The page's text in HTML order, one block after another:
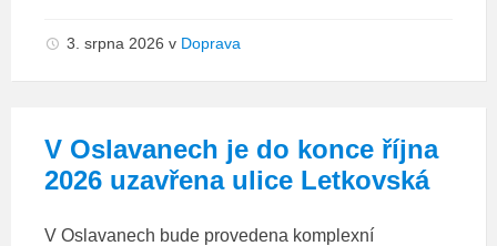
3. srpna 2026 v Doprava
V Oslavanech je do konce října
2026 uzavřena ulice Letkovská
V Oslavanech bude provedena komplexní